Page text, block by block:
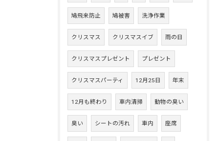
鳩飛来防止 鳩被害 洗浄作業
クリスマス クリスマスイブ 雨の日
クリスマスプレゼント プレゼント
クリスマスパーティ 12月25日 年末
12月も終わり 車内清掃 動物の臭い
臭い シートの汚れ 車内 座席